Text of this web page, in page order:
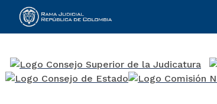
Rama Judicial